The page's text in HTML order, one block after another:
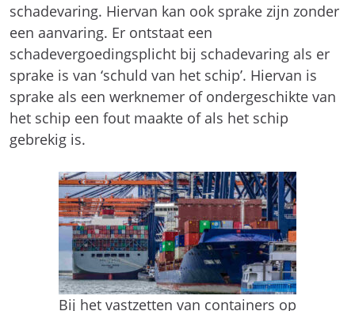
schadevaring. Hiervan kan ook sprake zijn zonder
een aanvaring. Er ontstaat een
schadevergoedingsplicht bij schadevaring als er
sprake is van ‘schuld van het schip’. Hiervan is
sprake als een werknemer of ondergeschikte van
het schip een fout maakte of als het schip
gebrekig is.
Bij het vastzetten van containers op